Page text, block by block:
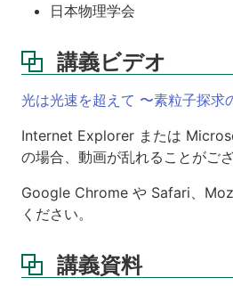
日本物理学会
講義ビデオ
光は光速を超えて 〜素粒子探求
Internet Explorer または
の場合、動画が乱れることがござ
Google Chrome や Safari、
ください。
講義資料